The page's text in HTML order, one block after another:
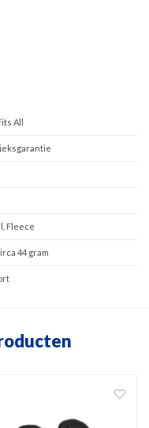
All
Fleece
44 gram